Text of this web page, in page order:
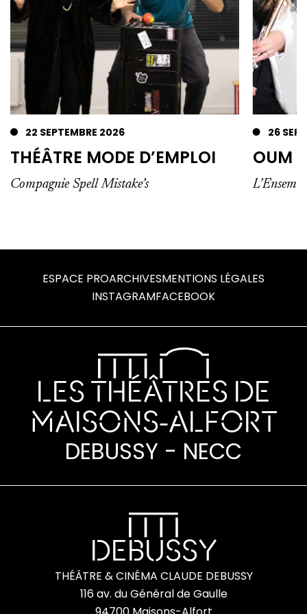
22 SEPTEMBRE 2026
THÉÂTRE MODE D’EMPLOI
Compagnie Spell Mistake’s
26
OUM
ESPACE PROARCHIVESMENTIONS LÉGALES
INSTAGRAMFACEBOOK
LES THÉÂTRES DE
MAISONS-ALFORT
DEBUSSY - NECC
DEBUSSY
THÉÂTRE & CINÉMA CLAUDE DEBUSSY
116 av. du Général de Gaulle